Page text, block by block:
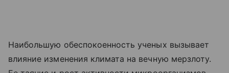
Наибольшую обеспокоенность ученых вызывает
влияние изменения климата на вечную мерзлоту.